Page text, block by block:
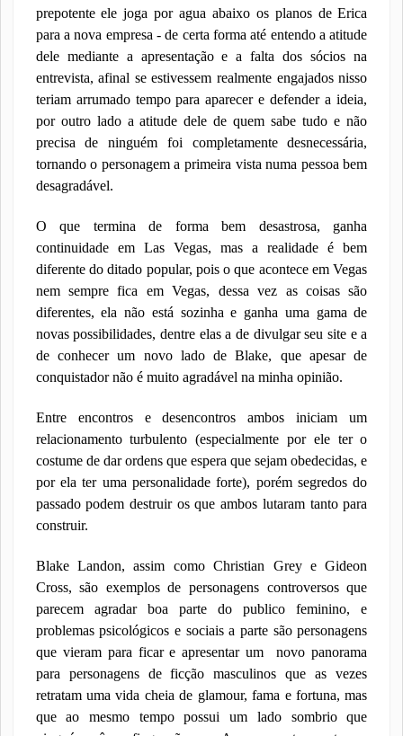
prepotente ele joga por agua abaixo os planos de Erica
para a nova empresa - de certa forma até entendo a atitude
dele mediante a apresentação e a falta dos sócios na
entrevista, afinal se estivessem realmente engajados nisso
teriam arrumado tempo para aparecer e defender a ideia,
por outro lado a atitude dele de quem sabe tudo e não
precisa de ninguém foi completamente desnecessária,
tornando o personagem a primeira vista numa pessoa bem
desagradável.
O que termina de forma bem desastrosa, ganha
continuidade em Las Vegas, mas a realidade é bem
diferente do ditado popular, pois o que acontece em Vegas
nem sempre fica em Vegas, dessa vez as coisas são
diferentes, ela não está sozinha e ganha uma gama de
novas possibilidades, dentre elas a de divulgar seu site e a
de conhecer um novo lado de Blake, que apesar de
conquistador não é muito agradável na minha opinião.
Entre encontros e desencontros ambos iniciam um
relacionamento turbulento (especialmente por ele ter o
costume de dar ordens que espera que sejam obedecidas, e
por ela ter uma personalidade forte), porém segredos do
passado podem destruir os que ambos lutaram tanto para
construir.
Blake Landon, assim como Christian Grey e Gideon
Cross, são exemplos de personagens controversos que
parecem agradar boa parte do publico feminino, e
problemas psicológicos e sociais a parte são personagens
que vieram para ficar e apresentar um novo panorama
para personagens de ficção masculinos que as vezes
retratam uma vida cheia de glamour, fama e fortuna, mas
que ao mesmo tempo possui um lado sombrio que